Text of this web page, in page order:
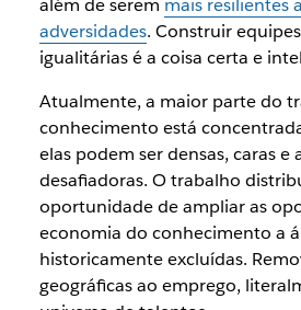
além de serem mais resilientes
adversidades. Construir
igualitárias é a coisa certa e
Atualmente, a maior parte do
conhecimento está
elas podem ser densas, caras
desafiadoras. O trabalho
oportunidade de ampliar as
economia do conhecimento a
historicamente excluídas.
geográficas ao emprego,